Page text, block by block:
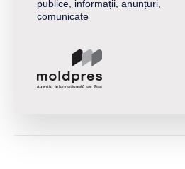
publice, informații, anunțuri,
comunicate